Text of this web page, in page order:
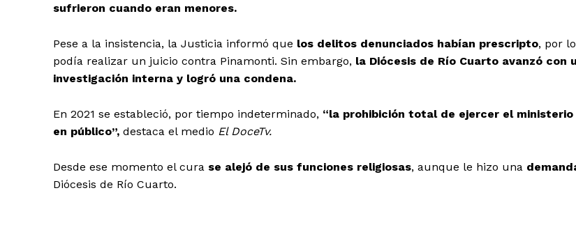
sufrieron cuando eran menores.
Pese a la insistencia, la Justicia informó que los delitos denunciados habían prescripto, por
podía realizar un juicio contra Pinamonti. Sin embargo, la Diócesis de Río Cuarto avanzó con
investigación interna y logró una condena.
En 2021 se estableció, por tiempo indeterminado, “la prohibición total de ejercer el ministerio
en público”, destaca el medio El DoceTv.
Desde ese momento el cura se alejó de sus funciones religiosas, aunque le hizo una
Diócesis de Río Cuarto.